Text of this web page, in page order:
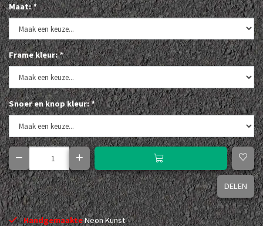
Maat:*
Frame kleur:*
Snoer en knop kleur:*
DELEN
HandgemaakteNeon Kunst